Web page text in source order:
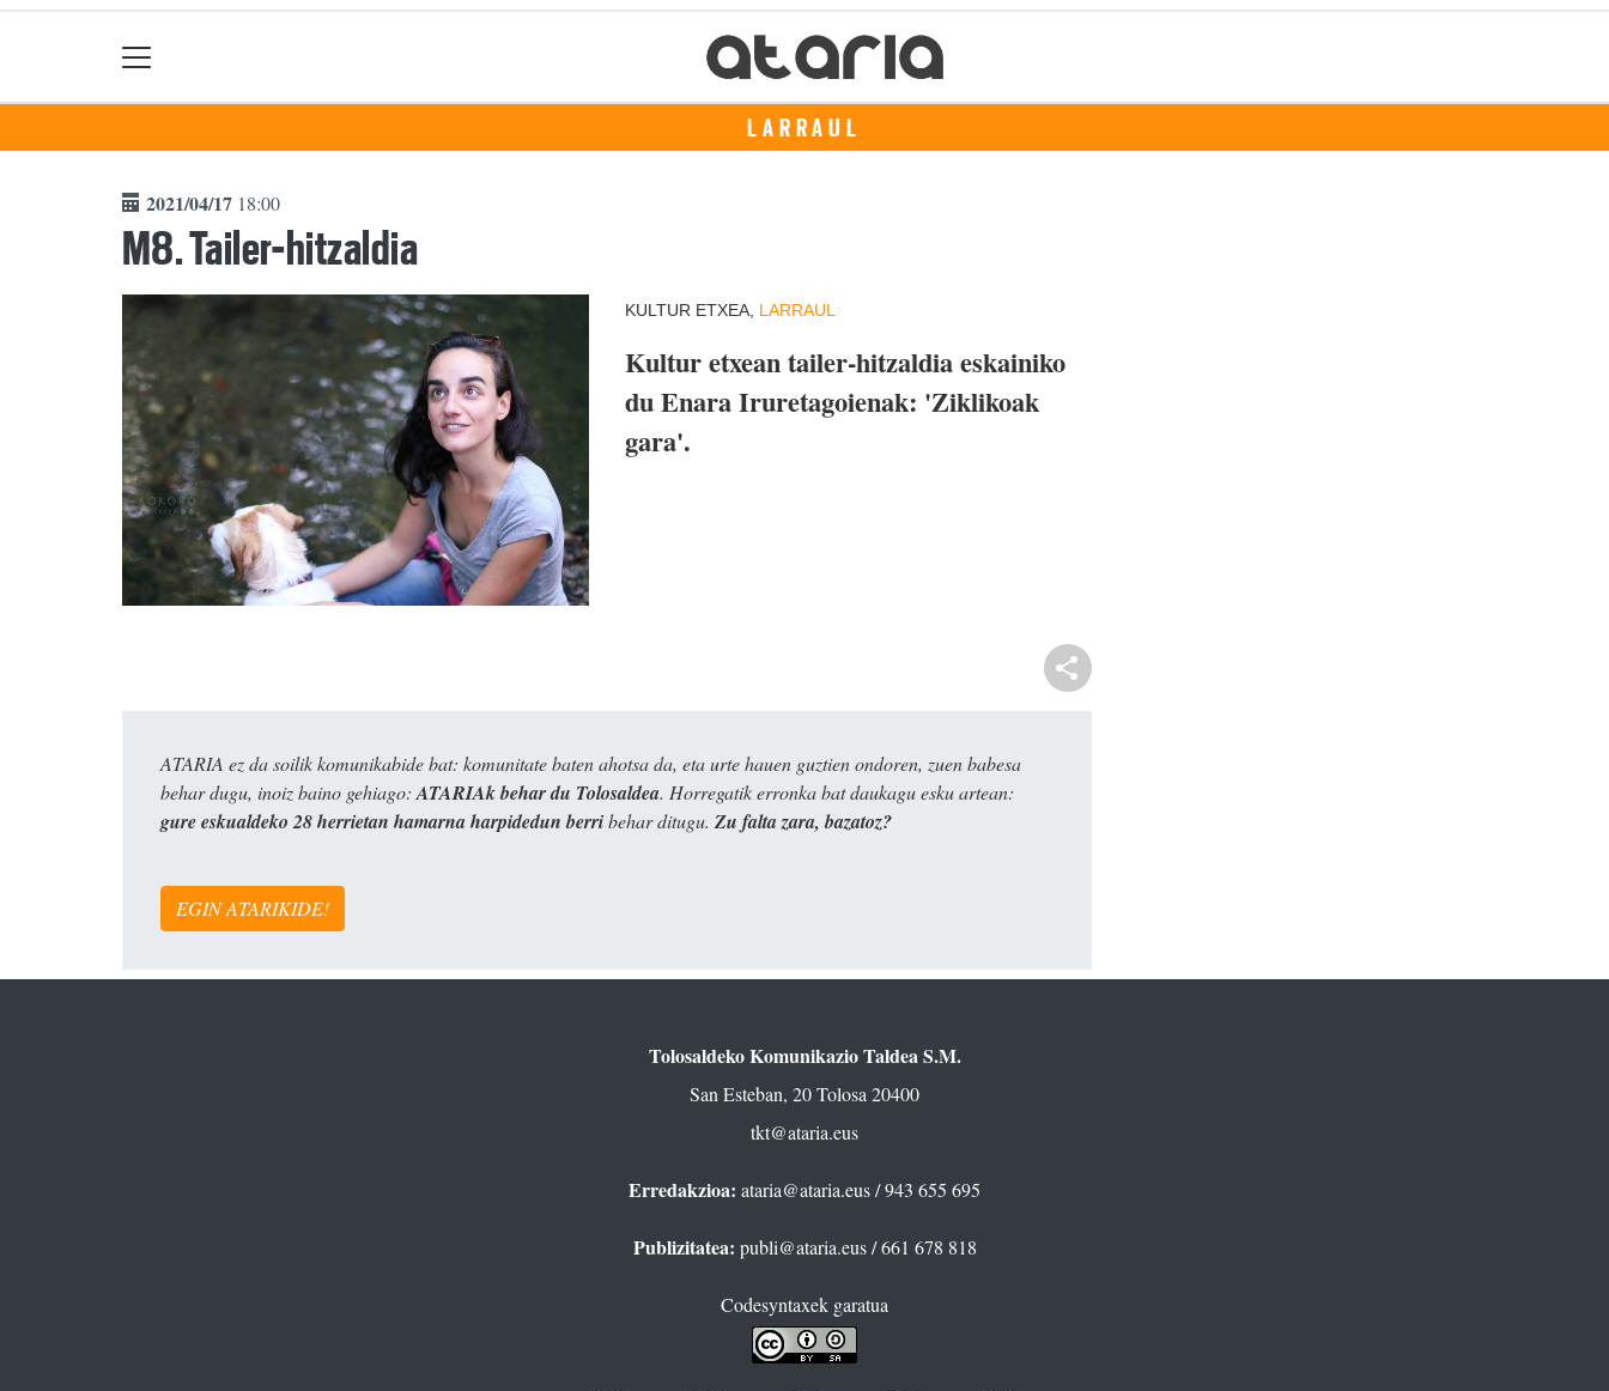
LARRAUL
2021/04/17 18:00
M8. Tailer-hitzaldia
KULTUR ETXEA, LARRAUL
Kultur etxean tailer-hitzaldia eskainiko
du Enara Iruretagoienak: 'Ziklikoak
gara'.
ATARIA ez da soilik komunikabide bat: komunitate baten ahotsa da, eta urte hauen guztien ondoren, zuen babesa
behar dugu, inoiz baino gehiago: ATARIAk behar du Tolosaldea. Horregatik erronka bat daukagu esku artean:
gure eskualdeko 28 herrietan hamarna harpidedun berribehar ditugu. Zu falta zara, bazatoz?
EGIN ATARIKIDE!
Tolosaldeko Komunikazio Taldea S.M.
San Esteban, 20 Tolosa 20400
tkt@ataria.eus
Erredakzioa: ataria@ataria.eus/ 943 655 695
Publizitatea: publi@ataria.eus/ 661 678 818
Codesyntaxek garatua